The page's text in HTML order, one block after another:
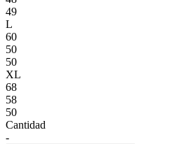
49
L
60
50
50
XL
68
58
50
Cantidad
-